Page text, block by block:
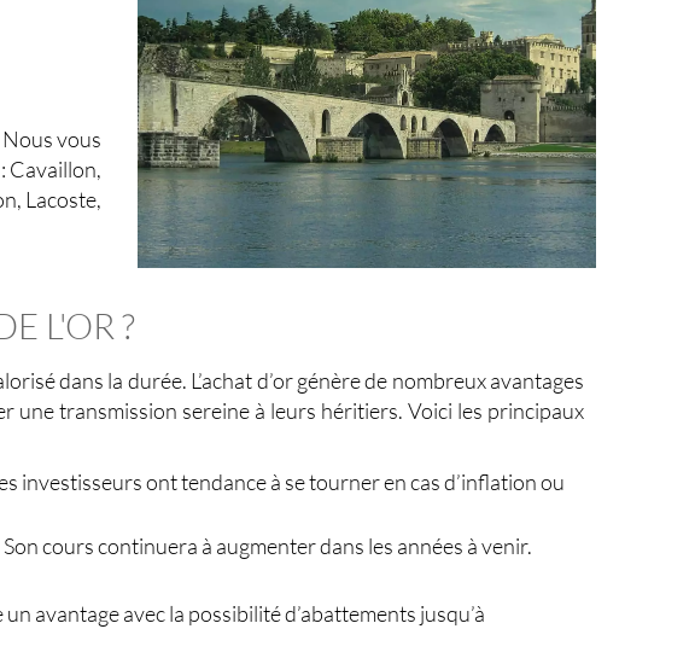
vous
Cavaillon,
Lacoste,
L'OR ?
dans la durée. L’achat d’orgénère de nombreux avantages
transmission sereine à leurs héritiers. Voici les principaux
investisseurs ont tendance à se tourner en cas d’inflation ou
cours continuera à augmenter dans les années à venir.
avantage avec la possibilité d’abattements jusqu’à